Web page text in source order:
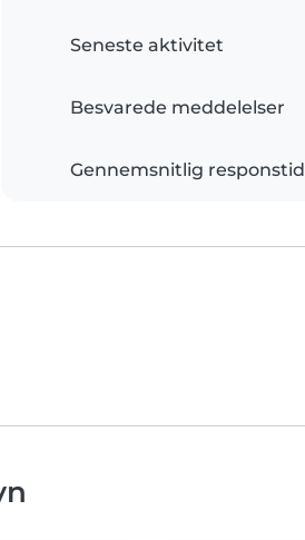
Seneste aktivitet
Besvarede meddelelser
Gennemsnitlig responstid